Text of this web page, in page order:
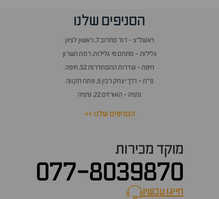
הסניפים שלנו
ראשל״צ - דוד סחרוב 7, ראשון לציון
גלילות - מתחם פי גלילות, רמת השרון
חיפה - שדרות ההסתדרות 52, חיפה
פ״ת - דרך יצחק רבין 5, פתח תקווה
נתניה - האורזים 22, נתניה
הסניפים שלנו >>
מוקד מכירות
077-8039870
חייגו עכשיוcall now